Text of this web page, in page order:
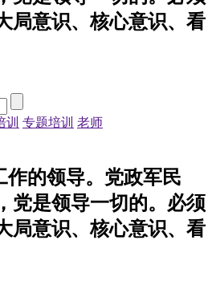
局意识、核心意识、看
训 专题培训 老师
作的领导。党政军民
党是领导一切的。必须
局意识、核心意识、看